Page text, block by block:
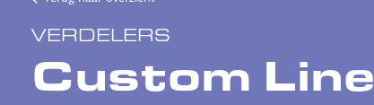
VERDELERS
Custom Line